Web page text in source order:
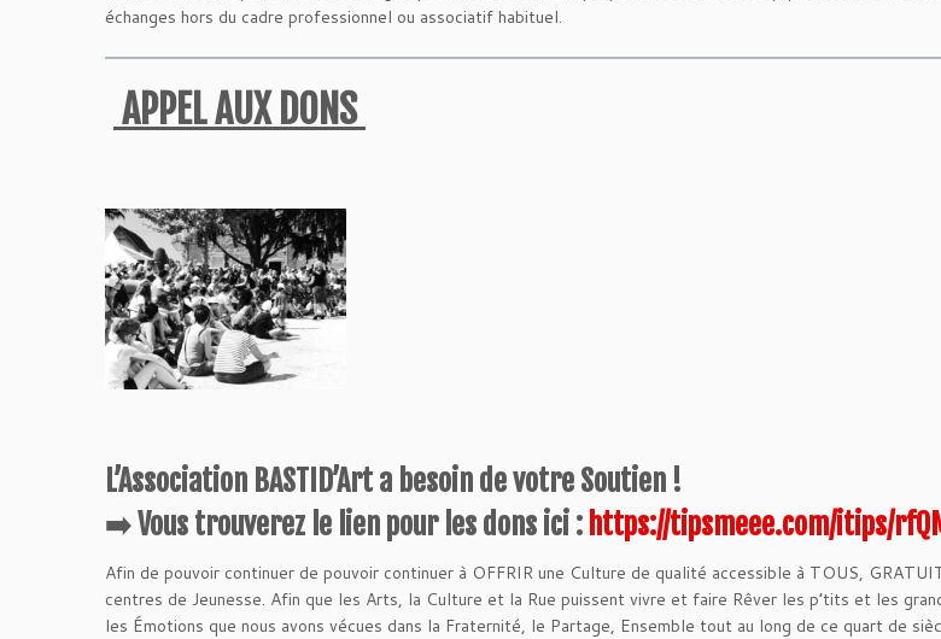
échanges hors du cadre professionnel ou associatif habituel.
APPEL AUX DONS
L’Association BASTID’Art a besoin de votre Soutien !
➡️Vous trouverez le lien pour les dons ici : https://tipsmeee.com/itips/
Afin de pouvoir continuer de pouvoir continuer à OFFRIR une Culture de qualité accessible à TOUS,
centres de Jeunesse. Afin que les Arts, la Culture et la Rue puissent vivre et faire Rêver les p’tits et les
les Émotions que nous avons vécues dans la Fraternité, le Partage, Ensemble tout au long de ce quart de